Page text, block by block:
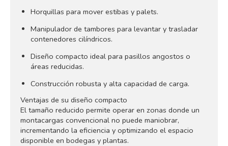
Horquillas para mover estibas y palets.
Manipulador de tambores para levantar y trasladar
contenedores cilíndricos.
Diseño compacto ideal para pasillos angostos o
áreas reducidas.
Construcción robusta y alta capacidad de carga.
Ventajas de su diseño compacto
El tamaño reducido permite operar en zonas donde un
montacargas convencional no puede maniobrar,
incrementando la eficiencia y optimizando el espacio
disponible en bodegas y plantas.